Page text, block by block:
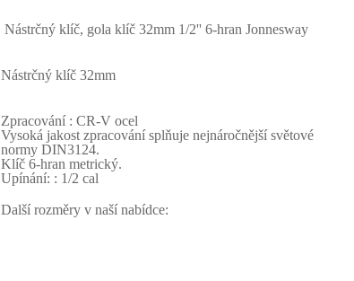
Nástrčný klíč, gola klíč 32mm 1/2'' 6-hran Jonnesway
Nástrčný klíč 32mm
Zpracování : CR-V ocel
Vysoká jakost zpracování splňuje nejnáročnější světové
normy DIN3124.
Klíč 6-hran metrický.
Upínání: : 1/2 cal
Další rozměry v naší nabídce: